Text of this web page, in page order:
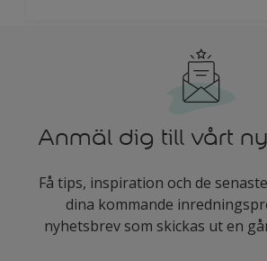
Anmäl dig till vårt
Få tips, inspiration och de
dina kommande
nyhetsbrev som skickas ut en